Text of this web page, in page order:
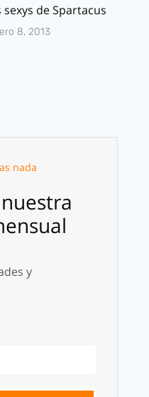
sexys de Spartacus
8, 2013
nada
y